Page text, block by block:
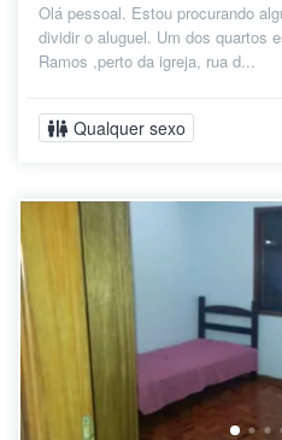
Olá pessoal. Estou procurando
dividir o aluguel. Um dos quartos
Ramos ,perto da igreja, rua d...
Qualquer sexo